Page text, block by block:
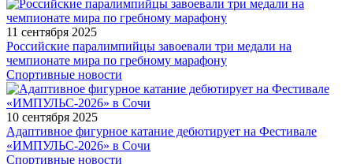
11 сентября 2025
Российские паралимпийцы завоевали три медали на
чемпионате мира по гребному марафону
Спортивные новости
10 сентября 2025
Адаптивное фигурное катание дебютирует на Фестивале
«ИМПУЛЬС-2026» в Сочи
Спортивные новости